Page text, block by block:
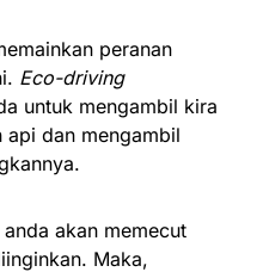
peranan
Eco-driving
untuk mengambil kira
api dan mengambil
akan memecut
Maka,